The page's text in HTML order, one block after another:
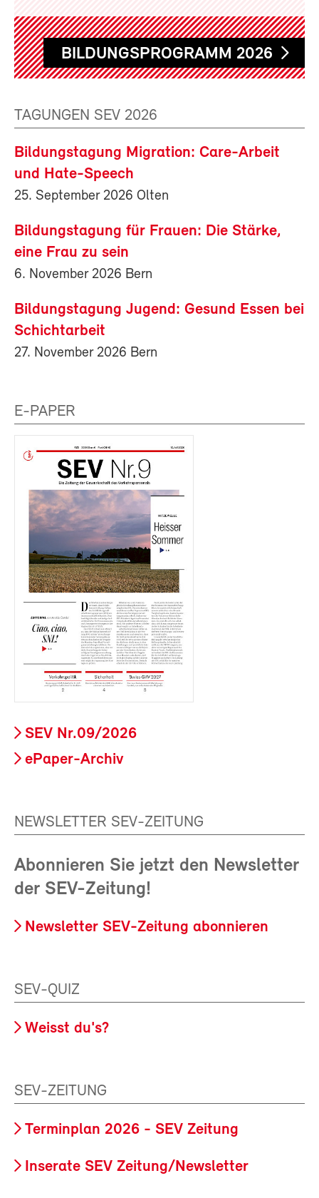
BILDUNGSPROGRAMM 2026
TAGUNGEN SEV 2026
Bildungstagung Migration: Care-Arbeit
und Hate-Speech
25. September 2026 Olten
Bildungstagung für Frauen: Die Stärke,
eine Frau zu sein
6. November 2026 Bern
Bildungstagung Jugend: Gesund Essen bei
Schichtarbeit
27. November 2026 Bern
E-PAPER
SEV Nr.09/2026
ePaper-Archiv
NEWSLETTER SEV-ZEITUNG
Abonnieren Sie jetzt den Newsletter
der SEV-Zeitung!
Newsletter SEV-Zeitung abonnieren
SEV-QUIZ
Weisst du's?
SEV-ZEITUNG
Terminplan 2026 - SEV Zeitung
Inserate SEV Zeitung/Newsletter